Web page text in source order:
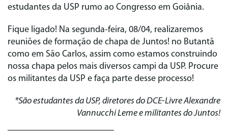
estudantes da USP rumo ao Congresso em Goiânia.
Fique ligado! Na segunda-feira, 08/04, realizaremos
reuniões de formação de chapa de Juntos! no Butantã
como em São Carlos, assim como estamos construindo
nossa chapa pelos mais diversos campi da USP. Procure
os militantes da USP e faça parte desse processo!
*São estudantes da USP, diretores do DCE-Livre Alexandre
Vannucchi Leme e militantes do Juntos!